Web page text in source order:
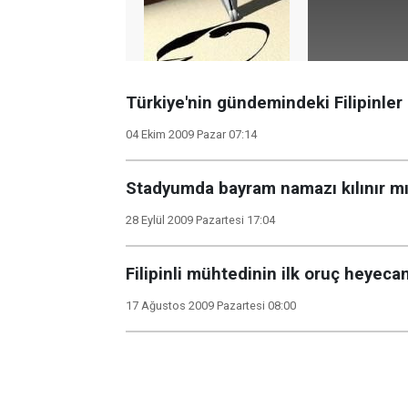
Türkiye'nin gündemindeki Filipinler
04 Ekim 2009 Pazar 07:14
Stadyumda bayram namazı kılınır
28 Eylül 2009 Pazartesi 17:04
Filipinli mühtedinin ilk oruç
17 Ağustos 2009 Pazartesi 08:00